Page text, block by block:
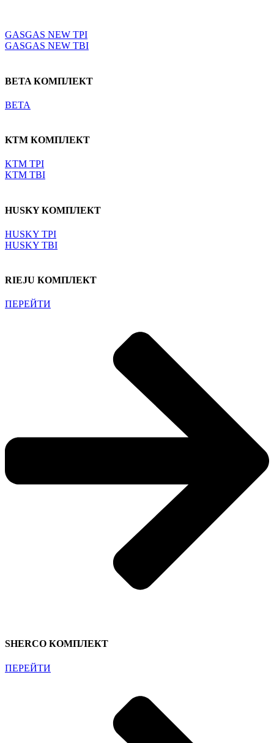
GASGAS NEW TPI
GASGAS NEW TBI
BETA КОМПЛЕКТ
BETA
KTM КОМПЛЕКТ
KTM TPI
KTM TBI
HUSKY КОМПЛЕКТ
HUSKY TPI
HUSKY TBI
RIEJU КОМПЛЕКТ
ПЕРЕЙТИ
SHERCO КОМПЛЕКТ
ПЕРЕЙТИ